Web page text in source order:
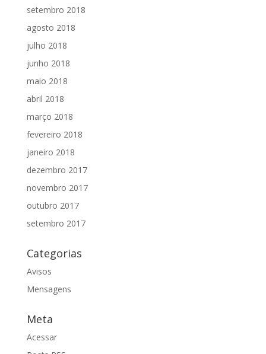
setembro 2018
agosto 2018
julho 2018
junho 2018
maio 2018
abril 2018
março 2018
fevereiro 2018
janeiro 2018
dezembro 2017
novembro 2017
outubro 2017
setembro 2017
Categorias
Avisos
Mensagens
Meta
Acessar